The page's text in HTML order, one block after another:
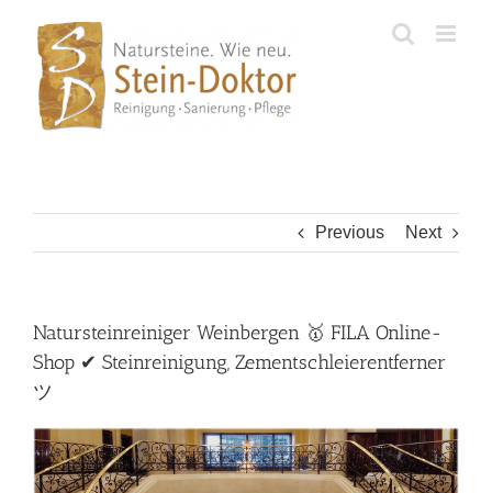
content
Previous Next
Natursteinreiniger Weinbergen 🥇 FILA Online-
Shop ✔ Steinreinigung, Zementschleierentferner
ツ